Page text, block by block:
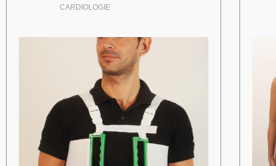
CARDIOLOGIE